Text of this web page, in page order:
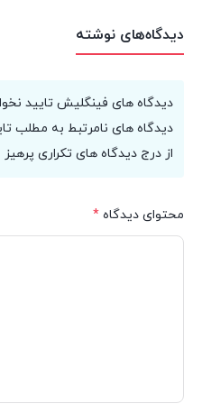
دیدگاه‌های نوشته
دیدگاه های فینگلیش تایید
دیدگاه های نامرتبط به مطلب
از درج دیدگاه های تکراری پرهیز
محتوای دیدگاه *